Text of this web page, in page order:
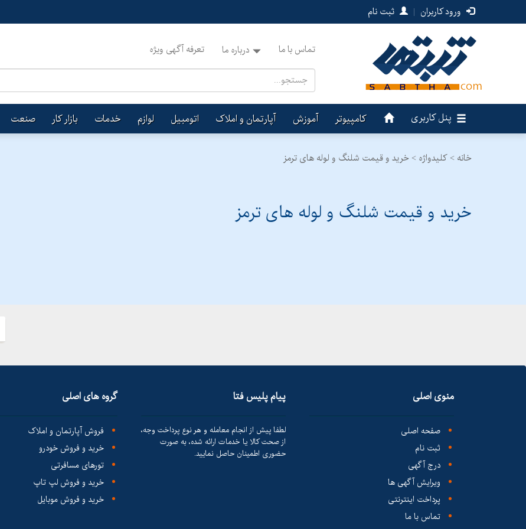
ورود کاربران | ثبت نام
تماس با ما درباره ما تعرفه آگهی ویژه
پنل کاربری کامپیوتر آموزش آپارتمان و املاک اتومبیل لوازم خدمات بازار کار صنعت
خانه > کلیدواژه > خرید و قیمت شلنگ و لوله های ترمز
خرید و قیمت شلنگ و لوله های ترمز
منوی اصلی
صفحه اصلی
ثبت نام
درج آگهی
ویرایش آگهی ها
پرداخت اینترنتی
تماس با ما
پیام پلیس فتا
لطفا پیش از انجام معامله و هر نوع پرداخت وجه،
از صحت کالا یا خدمات ارائه شده، به صورت
حضوری اطمینان حاصل نمایید.
گروه های اصلی
فروش آپارتمان و املاک
خرید و فروش خودرو
تورهای مسافرتی
خرید و فروش لپ تاپ
خرید و فروش موبایل